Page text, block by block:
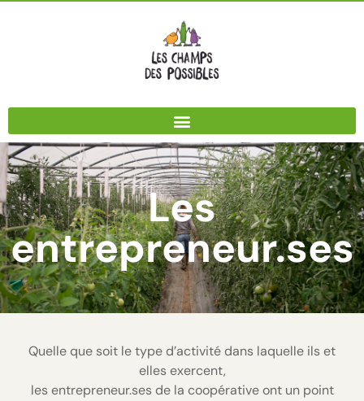
Les
entrepreneur.ses
Quelle que soit le type d’activité dans laquelle ils et
elles exercent,
les entrepreneur.ses de la coopérative ont un point